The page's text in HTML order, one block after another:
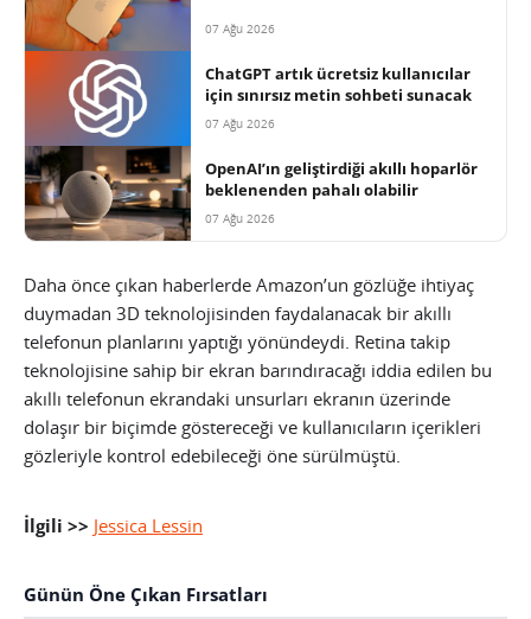
07 Ağu 2026
ChatGPT artık ücretsiz kullanıcılar
için sınırsız metin sohbeti sunacak
07 Ağu 2026
OpenAI’ın geliştirdiği akıllı hoparlör
beklenenden pahalı olabilir
07 Ağu 2026
Daha önce çıkan haberlerde Amazon’un gözlüğe ihtiyaç
duymadan 3D teknolojisinden faydalanacak bir akıllı
telefonun planlarını yaptığı yönündeydi. Retina takip
teknolojisine sahip bir ekran barındıracağı iddia edilen bu
akıllı telefonun ekrandaki unsurları ekranın üzerinde
dolaşır bir biçimde göstereceği ve kullanıcıların içerikleri
gözleriyle kontrol edebileceği öne sürülmüştü.
İlgili >> Jessica Lessin
Günün Öne Çıkan Fırsatları